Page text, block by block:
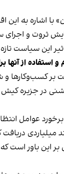
با اشاره به
ثروت و اجرای
این سیاست‌
استفاده از آنها
بر کسب‌وکارها و
در جزیره کیش
برخورد عوامل
دریافت
این باور است